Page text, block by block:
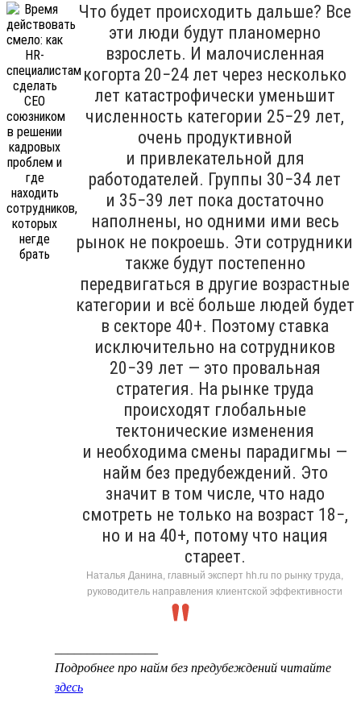
Что будет происходить дальше? Все
эти люди будут планомерно
взрослеть. И малочисленная
когорта 20−24 лет через несколько
лет катастрофически уменьшит
численность категории 25−29 лет,
очень продуктивной
и привлекательной для
работодателей. Группы 30−34 лет
и 35−39 лет пока достаточно
наполнены, но одними ими весь
рынок не покроешь. Эти сотрудники
также будут постепенно
передвигаться в другие возрастные
категории и всё больше людей будет
в секторе 40+. Поэтому ставка
исключительно на сотрудников
20−39 лет — это провальная
стратегия. На рынке труда
происходят глобальные
тектонические изменения
и необходима смены парадигмы —
найм без предубеждений. Это
значит в том числе, что надо
смотреть не только на возраст 18−,
но и на 40+, потому что нация
стареет.
Наталья Данина, главный эксперт hh.ru по рынку труда,
руководитель направления клиентской эффективности
Подробнее про найм без предубеждений читайте
здесь